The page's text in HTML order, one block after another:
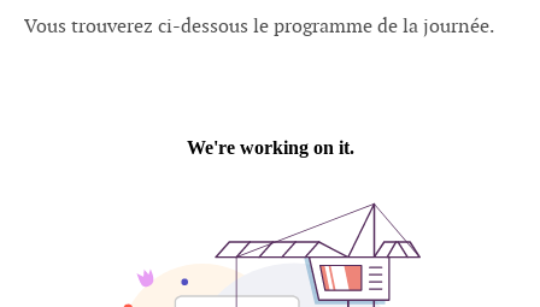
Vous trouverez ci-dessous le programme de la journée.